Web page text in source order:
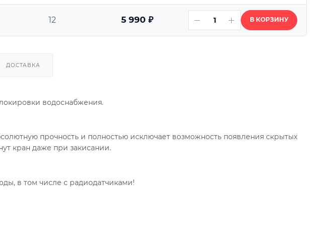
12 5 990 ₽ В КОРЗИНУ
ДОСТАВКА
водоснабжения.
прочность и полностью исключает возможность появления скрытых
кран даже при закисании.
в том числе с радиодатчиками!